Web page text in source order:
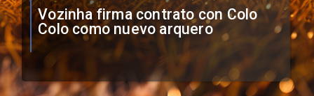
O'Higgins cae por penales ante
Boca Juniors en Copa
Sudamericana